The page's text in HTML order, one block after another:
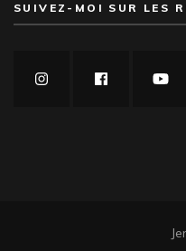
SUIVEZ-MOI SUR LES